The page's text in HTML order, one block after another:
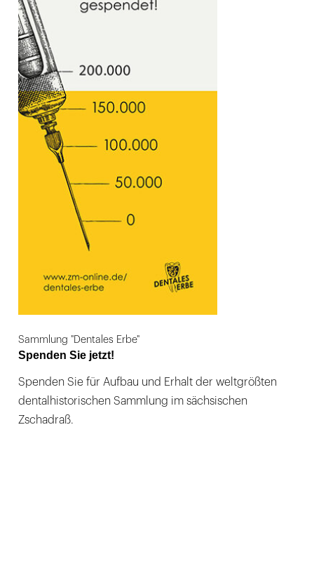
Sammlung "Dentales Erbe"
Spenden Sie jetzt!
Spenden Sie für Aufbau und Erhalt der weltgrößten
dentalhistorischen Sammlung im sächsischen
Zschadraß.